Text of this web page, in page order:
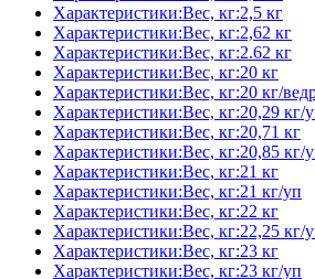
Характеристики:Вес, кг:2,5 кг
Характеристики:Вес, кг:2,62 кг
Характеристики:Вес, кг:2.62 кг
Характеристики:Вес, кг:20 кг
Характеристики:Вес, кг:20 кг/
Характеристики:Вес, кг:20,29 кг/
Характеристики:Вес, кг:20,71 кг
Характеристики:Вес, кг:20,85 кг/
Характеристики:Вес, кг:21 кг
Характеристики:Вес, кг:21 кг/уп
Характеристики:Вес, кг:22 кг
Характеристики:Вес, кг:22,25 кг/
Характеристики:Вес, кг:23 кг
Характеристики:Вес, кг:23 кг/уп